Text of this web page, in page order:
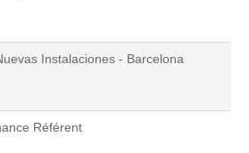
Instalaciones - Barcelona
Référent